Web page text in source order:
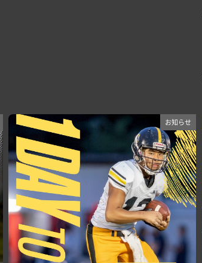
お知らせ